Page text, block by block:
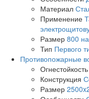
Материал
Применение
Размер 800
Тип Первого
Противопожарные
Огнестойкость
Конструкция
Размер